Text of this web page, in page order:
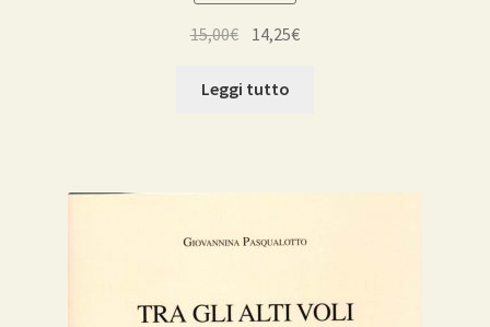
15,00€
originale
14,25€Il
Leggi tutto